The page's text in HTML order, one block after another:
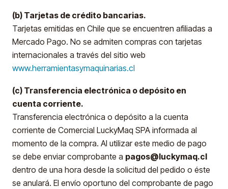
(b) Tarjetas de crédito bancarias.
Tarjetas emitidas en Chile que se encuentren afiliadas a
Mercado Pago. No se admiten compras con tarjetas
internacionales a través del sitio web
www.herramientasymaquinarias.cl
(c) Transferencia electrónica o depósito en
cuenta corriente.
Transferencia electrónica o depósito a la cuenta
corriente de Comercial LuckyMaq SPA informada al
momento de la compra. Al utilizar este medio de pago
se debe enviar comprobante a pagos@luckymaq.cl
dentro de una hora desde la solicitud del pedido o éste
se anulará. El envío oportuno del comprobante de pago